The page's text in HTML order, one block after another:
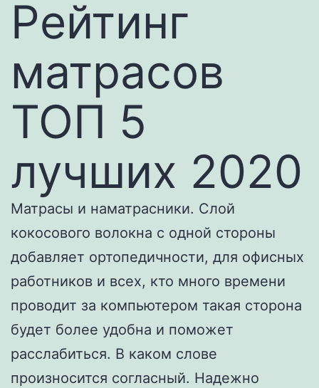
Рейтинг
матрасов
ТОП 5
лучших 2020
Матрасы и наматрасники. Слой
кокосового волокна с одной стороны
добавляет ортопедичности, для офисных
работников и всех, кто много времени
проводит за компьютером такая сторона
будет более удобна и поможет
расслабиться. В каком слове
произносится согласный. Надежно